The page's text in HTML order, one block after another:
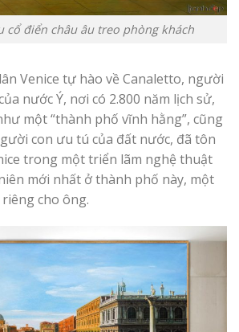
cổ điển châu âu treo phòng khách
Venice tự hào về Canaletto, người
nước Ý, nơi có 2.800 năm lịch sử,
một “thành phố vĩnh hằng”, cũng
con ưu tú của đất nước, đã tôn
trong một triển lãm nghệ thuật
mới nhất ở thành phố này, một
cho ông.